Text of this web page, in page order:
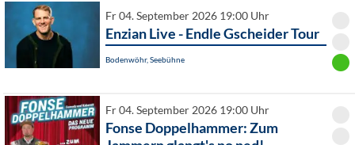
Fr 04. September 2026 19:00 Uhr
Enzian Live - Endle Gscheider Tour
Bodenwöhr, Seebühne
Fr 04. September 2026 19:00 Uhr
Fonse Doppelhammer: Zum